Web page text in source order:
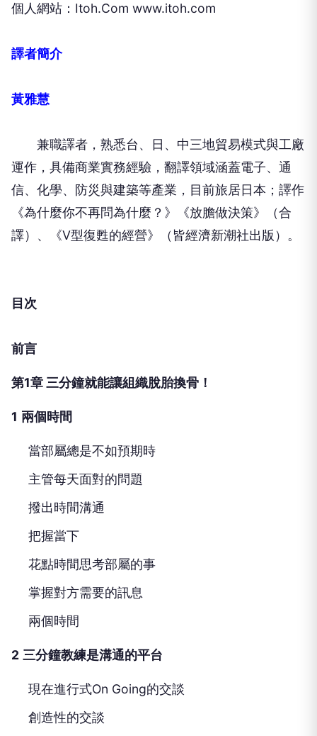
個人網站：Itoh.Com www.itoh.com
譯者簡介
黃雅慧
兼職譯者，熟悉台、日、中三地貿易模式與工廠
運作，具備商業實務經驗，翻譯領域涵蓋電子、通
信、化學、防災與建築等產業，目前旅居日本；譯作
《為什麼你不再問為什麼？》《放膽做決策》（合
譯）、《V型復甦的經營》（皆經濟新潮社出版）。
目次
前言
第1章 三分鐘就能讓組織脫胎換骨！
1 兩個時間
當部屬總是不如預期時
主管每天面對的問題
撥出時間溝通
把握當下
花點時間思考部屬的事
掌握對方需要的訊息
兩個時間
2 三分鐘教練是溝通的平台
現在進行式On Going的交談
創造性的交談